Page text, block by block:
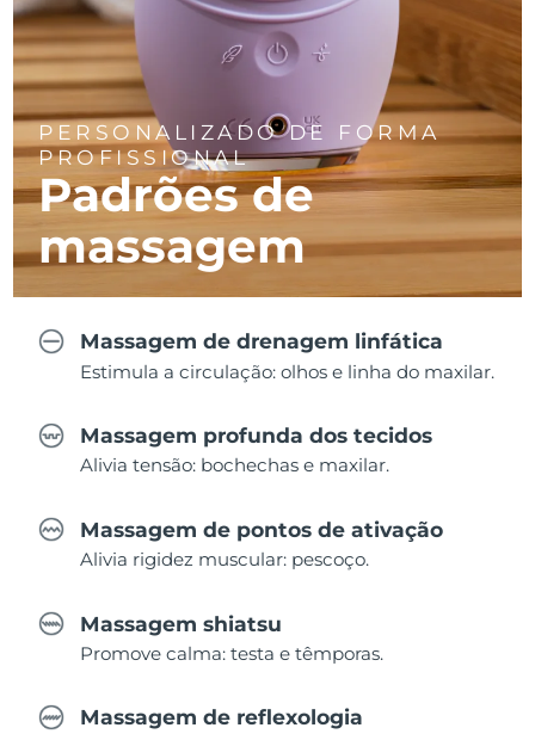
PERSONALIZADO DE FORMA
PROFISSIONAL
Padrões de
massagem
Massagem de drenagem linfática
Estimula a circulação: olhos e linha do maxilar.
Massagem profunda dos tecidos
Alivia tensão: bochechas e maxilar.
Massagem de pontos de ativação
Alivia rigidez muscular: pescoço.
Massagem shiatsu
Promove calma: testa e têmporas.
Massagem de reflexologia